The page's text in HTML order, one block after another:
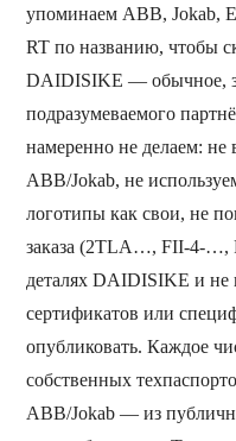
упоминаем ABB, Jokab,
RT по названию, чтобы
DAIDISIKE — обычное,
подразумеваемого
намеренно не делаем: не
ABB/Jokab, не
логотипы как свои, не
заказа (2TLA…, FII-4-…,
деталях DAIDISIKE и
сертификатов или
опубликовать. Каждое
собственных
ABB/Jokab — из